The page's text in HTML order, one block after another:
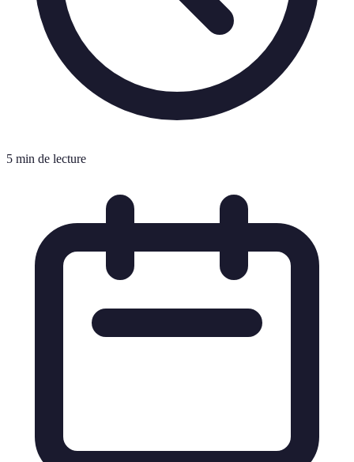
5 min de lecture